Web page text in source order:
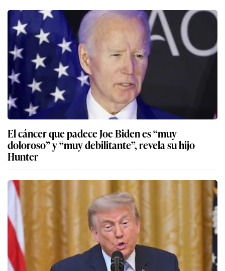
El cáncer que padece Joe Biden es “muy
doloroso” y “muy debilitante”, revela su hijo
Hunter